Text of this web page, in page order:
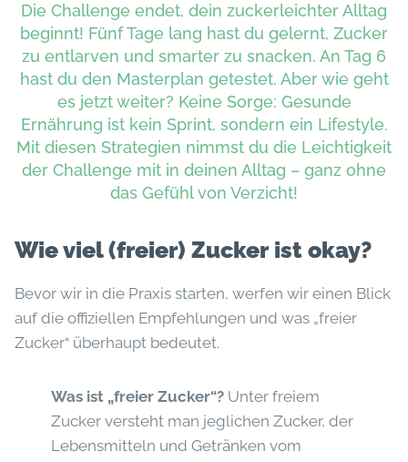
Die Challenge endet, dein zuckerleichter Alltag
beginnt! Fünf Tage lang hast du gelernt, Zucker
zu entlarven und smarter zu snacken. An Tag 6
hast du den Masterplan getestet. Aber wie geht
es jetzt weiter? Keine Sorge: Gesunde
Ernährung ist kein Sprint, sondern ein Lifestyle.
Mit diesen Strategien nimmst du die Leichtigkeit
der Challenge mit in deinen Alltag – ganz ohne
das Gefühl von Verzicht!
Wie viel (freier) Zucker ist okay?
Bevor wir in die Praxis starten, werfen wir einen Blick
auf die offiziellen Empfehlungen und was „freier
Zucker“ überhaupt bedeutet.
Was ist „freier Zucker“? Unter freiem
Zucker versteht man jeglichen Zucker, der
Lebensmitteln und Getränken vom